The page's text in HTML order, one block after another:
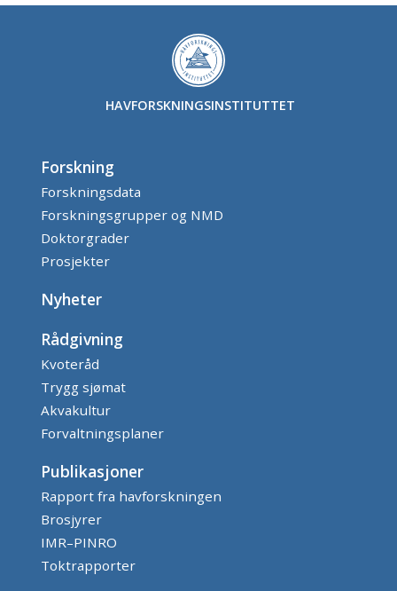
HAVFORSKNINGSINSTITUTTET
Forskning
Forskningsdata
Forskningsgrupper og NMD
Doktorgrader
Prosjekter
Nyheter
Rådgivning
Kvoteråd
Trygg sjømat
Akvakultur
Forvaltningsplaner
Publikasjoner
Rapport fra havforskningen
Brosjyrer
IMR–PINRO
Toktrapporter